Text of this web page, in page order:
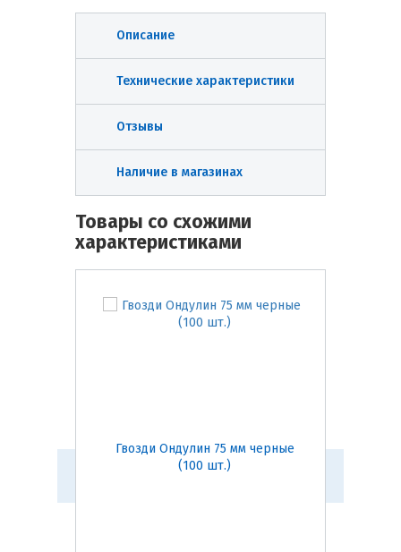
Описание
Технические характеристики
Отзывы
Наличие в магазинах
Товары со схожими
характеристиками
Гвозди Ондулин 75 мм черные
(100 шт.)